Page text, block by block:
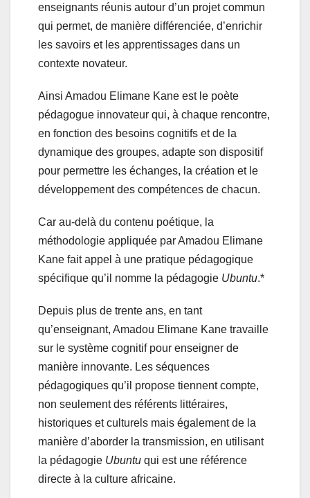
enseignants réunis autour d’un projet commun
qui permet, de manière différenciée, d’enrichir
les savoirs et les apprentissages dans un
contexte novateur.
Ainsi Amadou Elimane Kane est le poète
pédagogue innovateur qui, à chaque rencontre,
en fonction des besoins cognitifs et de la
dynamique des groupes, adapte son dispositif
pour permettre les échanges, la création et le
développement des compétences de chacun.
Car au-delà du contenu poétique, la
méthodologie appliquée par Amadou Elimane
Kane fait appel à une pratique pédagogique
spécifique qu’il nomme la pédagogie Ubuntu.*
Depuis plus de trente ans, en tant
qu’enseignant, Amadou Elimane Kane travaille
sur le système cognitif pour enseigner de
manière innovante. Les séquences
pédagogiques qu’il propose tiennent compte,
non seulement des référents littéraires,
historiques et culturels mais également de la
manière d’aborder la transmission, en utilisant
la pédagogie Ubuntu qui est une référence
directe à la culture africaine.